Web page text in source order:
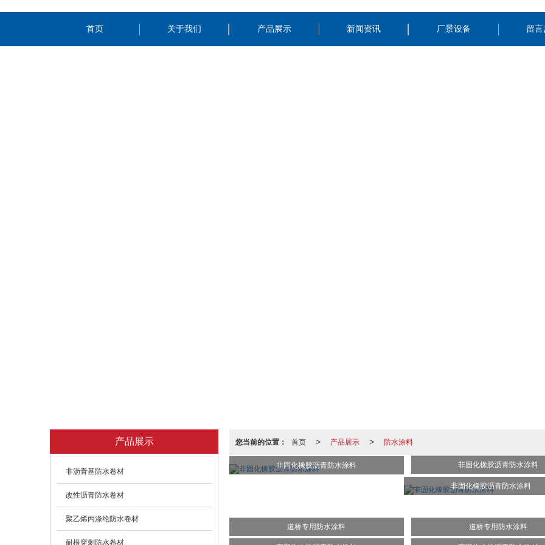
首页 关于我们 产品展示 新闻资讯 厂景设备 留
您当前的位置： 首页 > 产品展示 > 防水涂料
非固化橡胶沥青防水涂料 非固化橡胶沥青防水涂料
非固化橡胶沥青防水涂料
道桥专用防水涂料 道桥专用防水涂料
产品展示
非沥青基防水卷材
改性沥青防水卷材
聚乙烯丙涤纶防水卷材
耐根穿刺防水卷材